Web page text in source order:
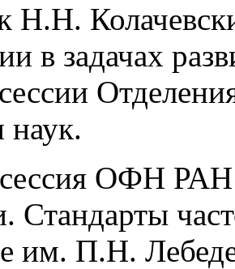
Н.Н.
в задачах
наук.
ОФН
Стандарты
им. П.Н.